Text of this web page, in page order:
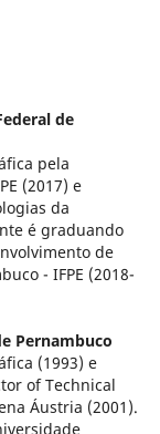
de
pela
(2017) e
da
é graduando
de
- IFPE (2018-
Pernambuco
(1993) e
of Technical
Áustria (2001).